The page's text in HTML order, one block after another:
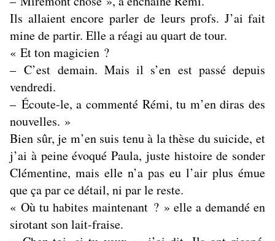
Ils allaient encore parler de leurs profs. J’ai fait
mine de partir. Elle a réagi au quart de tour.
« Et ton magicien ?
– C’est demain. Mais il s’en est passé depuis
vendredi.
– Écoute-le, a commenté Rémi, tu m’en diras des
nouvelles. »
Bien sûr, je m’en suis tenu à la thèse du suicide, et
j’ai à peine évoqué Paula, juste histoire de sonder
Clémentine, mais elle n’a pas eu l’air plus émue
que ça par ce détail, ni par le reste.
« Où tu habites maintenant ? » elle a demandé en
sirotant son lait-fraise.